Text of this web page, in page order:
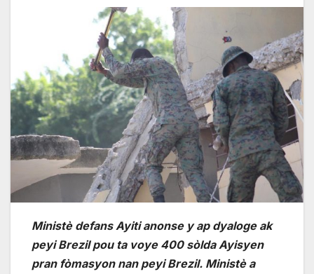
Ministè defans Ayiti anonse y ap dyaloge ak
peyi Brezil pou ta voye 400 sòlda Ayisyen
pran fòmasyon nan peyi Brezil. Ministè a